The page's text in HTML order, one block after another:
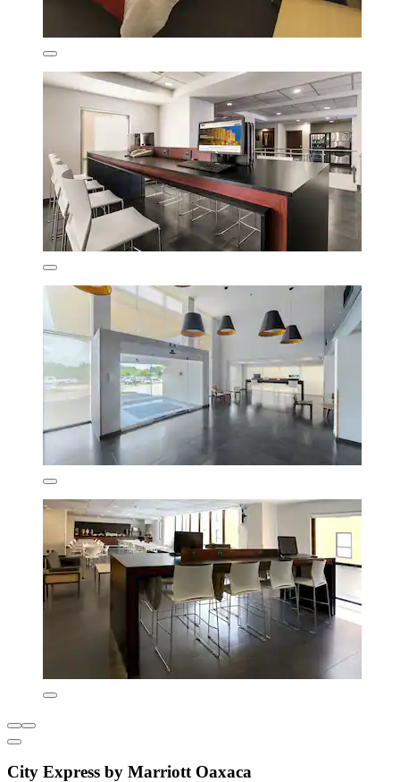
City Express by Marriott Oaxaca